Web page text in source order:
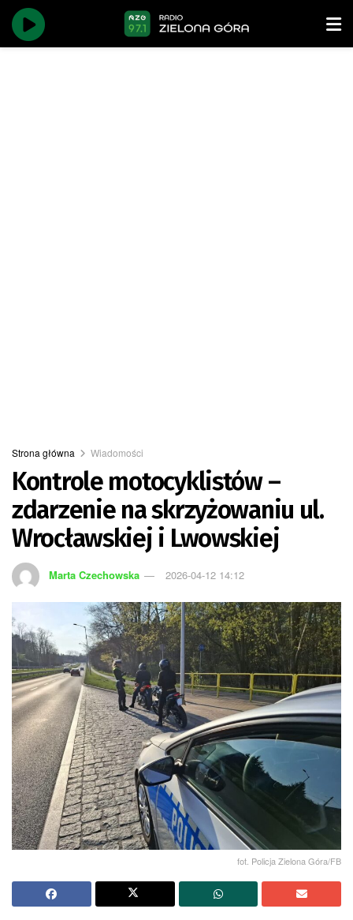
Strona główna Wiadomości
Kontrole motocyklistów –
zdarzenie na skrzyżowaniu ul.
Wrocławskiej i Lwowskiej
Marta Czechowska 2026-04-12 14:12
fot. Policja Zielona Góra/FB